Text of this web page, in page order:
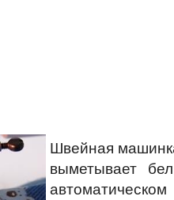
Швейная
выметывает